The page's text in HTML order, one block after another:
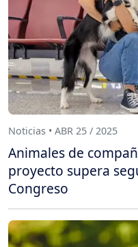
Noticias • ABR 25 / 2025
Animales de
proyecto supera
Congreso